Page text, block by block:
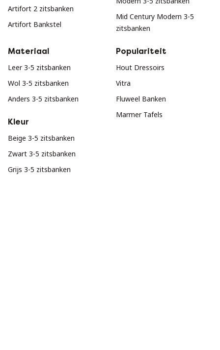
Artifort 2 zitsbanken
Artifort Bankstel
Mid Century Modern 3-5
zitsbanken
Materiaal
Leer 3-5 zitsbanken
Wol 3-5 zitsbanken
Anders 3-5 zitsbanken
Kleur
Beige 3-5 zitsbanken
Zwart 3-5 zitsbanken
Grijs 3-5 zitsbanken
Populariteit
Hout Dressoirs
Vitra
Fluweel Banken
Marmer Tafels